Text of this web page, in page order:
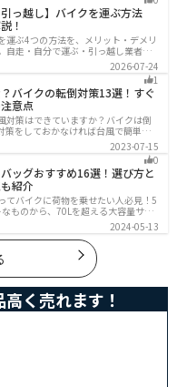
引っ越し】バイクを運ぶ方法
！
運ぶ4つの方法を、メリット・デメリ
自走・自分で運ぶ・引っ越し業者・
び方や輸送時の注意点、駐輪場所の
必要な手続きも紹介します。2026-07-24
1
バイクの転倒対策13選！すぐ
意点
対策はできていますか？バイクは倒
策をしておかなければ台風で簡単に
大切な愛車に傷がつく前にしっかり
ょう。初心者でも簡単にできる台風
台風後にやるべきこともまとめてあ
ください。
2023-07-15
0
ッグおすすめ16選！選び方と
紹介
てバイクに荷物を乗せたい人必見！5
ものから、70Lを超える大容量サイ
は種類が豊富です。用途に合わせて
快適に荷物を運ぶことができます。
種類や選び方、オススメ商品を紹介
2024-05-13
く売れます！